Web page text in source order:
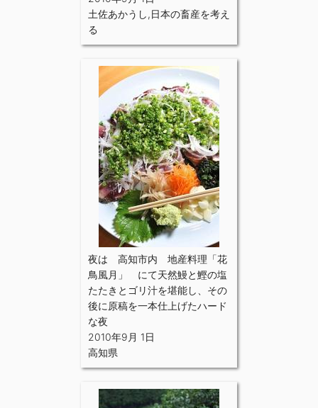
土佐あかうし,日本の畜産を考え
る
夜は 高知市内 地産料理「花
鳥風月」 にて天然鰻と鰹の塩
たたきとゴリ汁を堪能し、その
後に原稿を一本仕上げたハード
な夜
2010年9月 1日
高知県